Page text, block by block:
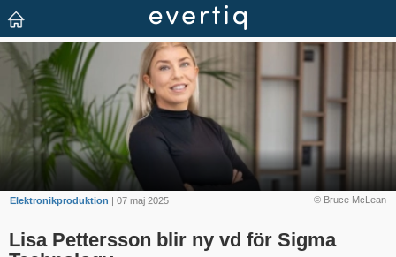
© Bruce McLean
Elektronikproduktion | 07 maj 2025
Lisa Pettersson blir ny vd för Sigma